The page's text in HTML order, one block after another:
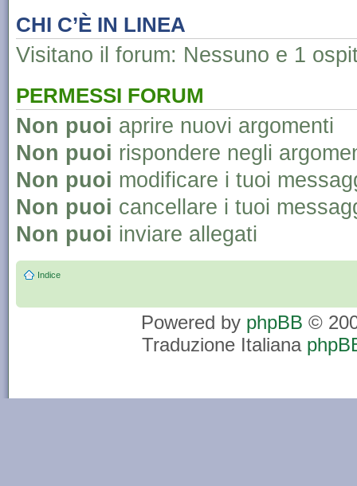
CHI C’È IN LINEA
Visitano il forum: Nessuno e 1
PERMESSI FORUM
Non puoi aprire nuovi argomenti
Non puoi rispondere negli
Non puoi modificare i tuoi
Non puoi cancellare i tuoi
Non puoi inviare allegati
Indice
Powered by phpBB ©
Traduzione Italiana